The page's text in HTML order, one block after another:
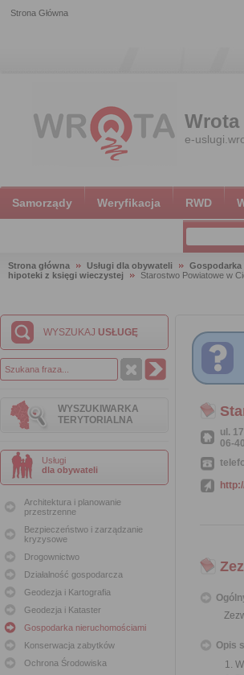
Strona Główna
Wrota
e-
Samorządy Weryfikacja RWD
Strona główna Usługi dla obywateli
hipoteki z księgi wieczystej
Starostwo Powiatowe w
WYSZUKAJ USŁUGĘ
WYSZUKIWARKA
TERYTORIALNA
Usługi
dla obywateli
Architektura i planowanie
przestrzenne
Bezpieczeństwo i zarządzanie
kryzysowe
Drogownictwo
Działalność gospodarcza
Geodezja i Kartografia
Geodezja i Kataster
Gospodarka nieruchomościami
Konserwacja zabytków
Ochrona Środowiska
ul.
06-
Opis